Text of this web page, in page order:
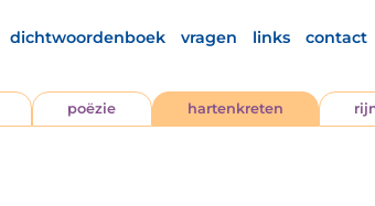
dichtwoordenboek vragen links contact
poëzie hartenkreten